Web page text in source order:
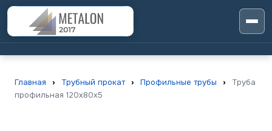
Главная › Трубный прокат › Профильные трубы ›
Труба
профильная 120х80х5